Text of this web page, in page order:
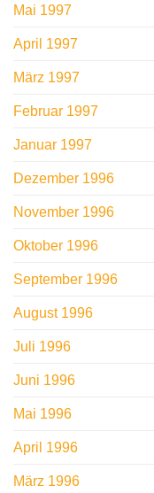
Mai 1997
April 1997
März 1997
Februar 1997
Januar 1997
Dezember 1996
November 1996
Oktober 1996
September 1996
August 1996
Juli 1996
Juni 1996
Mai 1996
April 1996
März 1996